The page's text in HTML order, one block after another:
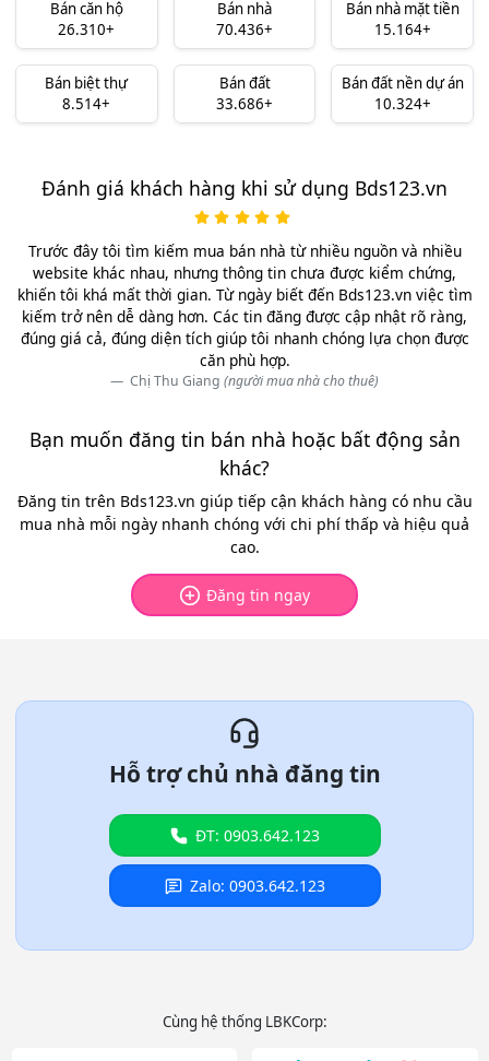
Bán căn hộ
26.310+
Bán nhà
70.436+
Bán nhà mặt tiền
15.164+
Bán biệt thự
8.514+
Bán đất
33.686+
Bán đất nền dự án
10.324+
Đánh giá khách hàng khi sử dụng Bds123.vn
Trước đây tôi tìm kiếm mua bán nhà từ nhiều nguồn và nhiều
website khác nhau, nhưng thông tin chưa được kiểm chứng,
khiến tôi khá mất thời gian. Từ ngày biết đến Bds123.vn việc tìm
kiếm trở nên dễ dàng hơn. Các tin đăng được cập nhật rõ ràng,
đúng giá cả, đúng diện tích giúp tôi nhanh chóng lựa chọn được
căn phù hợp.
Chị Thu Giang (người mua nhà cho thuê)
Bạn muốn đăng tin bán nhà hoặc bất động sản
khác?
Đăng tin trên Bds123.vn giúp tiếp cận khách hàng có nhu cầu
mua nhà mỗi ngày nhanh chóng với chi phí thấp và hiệu quả
cao.
Đăng tin ngay
Hỗ trợ chủ nhà đăng tin
ĐT: 0903.642.123
Zalo: 0903.642.123
Cùng hệ thống LBKCorp: